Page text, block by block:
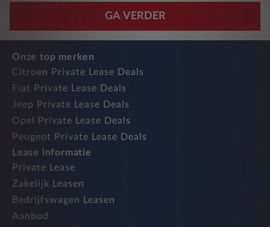
GA VERDER
Onze top merken
Citroen Private Lease Deals
Fiat Private Lease Deals
Jeep Private Lease Deals
Opel Private Lease Deals
Peugeot Private Lease Deals
Lease informatie
Private Lease
Zakelijk Leasen
Bedrijfswagen Leasen
Aanbod